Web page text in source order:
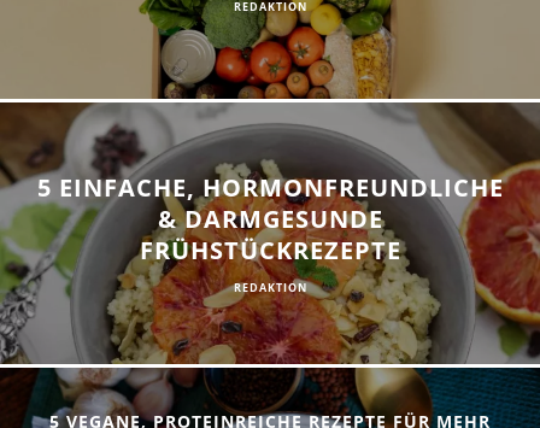
REDAKTION
5 EINFACHE, HORMONFREUNDLICHE
& DARMGESUNDE
FRÜHSTÜCKREZEPTE
REDAKTION
5 VEGANE, PROTEINREICHE REZEPTE FÜR MEHR